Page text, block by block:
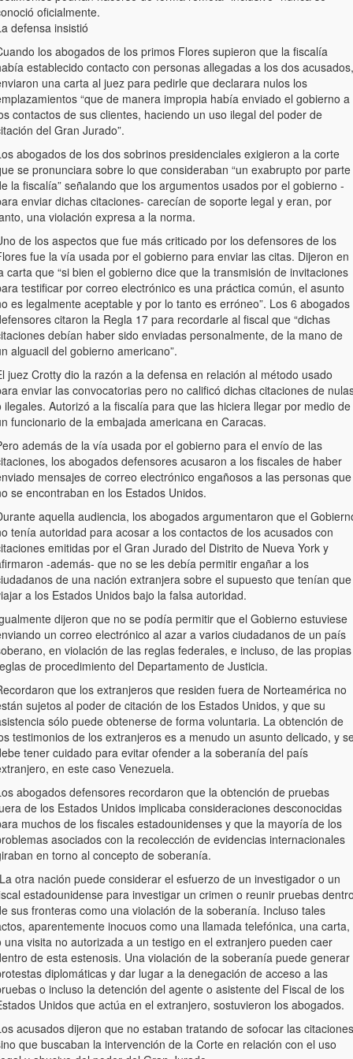
oficialmente.
defensa insistió
los abogados de los primos Flores supieron que la fiscalía
establecido contacto con personas allegadas a los dos acusados,
una carta al juez para pedirle que declarara nulos los
“que de manera impropia había enviado el gobierno a
contactos de sus clientes, haciendo un uso ilegal del poder de
del Gran Jurado”.
abogados de los dos sobrinos presidenciales exigieron a la corte
se pronunciara sobre lo que consideraban “un exabrupto por parte
la fiscalía” señalando que los argumentos usados por el gobierno -
enviar dichas citaciones- carecían de soporte legal y eran, por
una violación expresa a la norma.
de los aspectos que fue más criticado por los defensores de los
fue la vía usada por el gobierno para enviar las citas. Dijeron en
carta que “si bien el gobierno dice que la transmisión de invitaciones
testificar por correo electrónico es una práctica común, el asunto
es legalmente aceptable y por lo tanto es erróneo”. Los 6 abogados
citaron la Regla 17 para recordarle al fiscal que “dichas
debían haber sido enviadas personalmente, de la mano de
alguacil del gobierno americano”.
juez Crotty dio la razón a la defensa en relación al método usado
enviar las convocatorias pero no calificó dichas citaciones de
ilegales. Autorizó a la fiscalía para que las hiciera llegar por medio de
funcionario de la embajada americana en Caracas.
además de la vía usada por el gobierno para el envío de las
los abogados defensores acusaron a los fiscales de haber
mensajes de correo electrónico engañosos a las personas que
se encontraban en los Estados Unidos.
aquella audiencia, los abogados argumentaron que el
tenía autoridad para acosar a los contactos de los acusados con
emitidas por el Gran Jurado del Distrito de Nueva York y
-además- que no se les debía permitir engañar a los
de una nación extranjera sobre el supuesto que tenían que
a los Estados Unidos bajo la falsa autoridad.
dijeron que no se podía permitir que el Gobierno estuviese
un correo electrónico al azar a varios ciudadanos de un país
en violación de las reglas federales, e incluso, de las propias
de procedimiento del Departamento de Justicia.
que los extranjeros que residen fuera de Norteamérica no
sujetos al poder de citación de los Estados Unidos, y que su
sólo puede obtenerse de forma voluntaria. La obtención de
testimonios de los extranjeros es a menudo un asunto delicado, y
tener cuidado para evitar ofender a la soberanía del país
en este caso Venezuela.
abogados defensores recordaron que la obtención de pruebas
de los Estados Unidos implicaba consideraciones desconocidas
muchos de los fiscales estadounidenses y que la mayoría de los
asociados con la recolección de evidencias internacionales
en torno al concepto de soberanía.
otra nación puede considerar el esfuerzo de un investigador o un
estadounidense para investigar un crimen o reunir pruebas
sus fronteras como una violación de la soberanía. Incluso tales
aparentemente inocuos como una llamada telefónica, una carta,
una visita no autorizada a un testigo en el extranjero pueden caer
de esta estenosis. Una violación de la soberanía puede generar
diplomáticas y dar lugar a la denegación de acceso a las
o incluso la detención del agente o asistente del Fiscal de los
Unidos que actúa en el extranjero, sostuvieron los abogados.
acusados dijeron que no estaban tratando de sofocar las citaciones
que buscaban la intervención de la Corte en relación con el uso